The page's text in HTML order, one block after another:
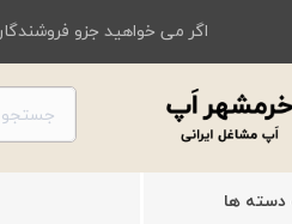
اگر می خواهید جزو
ها